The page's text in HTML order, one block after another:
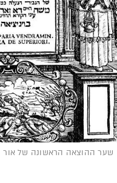
ההוצאה הראשונה של אור